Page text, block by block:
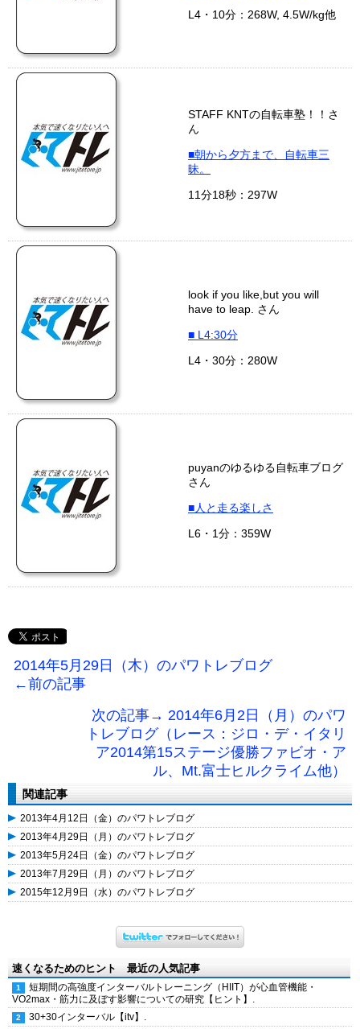
L4・10分：268W, 4.5W/kg他
STAFF KNTの自転車塾！！さ
ん
■朝から夕方まで、自転車三
昧。
11分18秒：297W
look if you like,but you will
have to leap. さん
■ L4:30分
L4・30分：280W
puyanのゆるゆる自転車ブログ
さん
■人と走る楽しさ
L6・1分：359W
2014年5月29日（木）のパワトレブログ
←前の記事
次の記事→ 2014年6月2日（月）のパワ
トレブログ（レース：ジロ・デ・イタリ
ア2014第15ステージ優勝ファビオ・ア
ル、Mt.富士ヒルクライム他）
関連記事
2013年4月12日（金）のパワトレブログ
2013年4月29日（月）のパワトレブログ
2013年5月24日（金）のパワトレブログ
2013年7月29日（月）のパワトレブログ
2015年12月9日（水）のパワトレブログ
速くなるためのヒント 最近の人気記事
短期間の高強度インターバルトレーニング（HIIT）が心血管機能・
VO2max・筋力に及ぼす影響についての研究【ヒント】.
30+30インターバル【itv】.